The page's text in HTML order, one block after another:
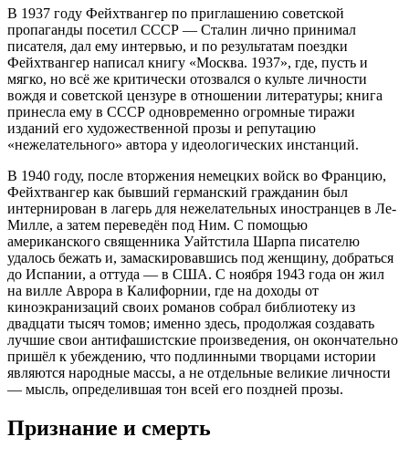
В 1937 году Фейхтвангер по приглашению советской
пропаганды посетил СССР — Сталин лично принимал
писателя, дал ему интервью, и по результатам поездки
Фейхтвангер написал книгу «Москва. 1937», где, пусть и
мягко, но всё же критически отозвался о культе личности
вождя и советской цензуре в отношении литературы; книга
принесла ему в СССР одновременно огромные тиражи
изданий его художественной прозы и репутацию
«нежелательного» автора у идеологических инстанций.
В 1940 году, после вторжения немецких войск во Францию,
Фейхтвангер как бывший германский гражданин был
интернирован в лагерь для нежелательных иностранцев в Ле-
Милле, а затем переведён под Ним. С помощью
американского священника Уайтстила Шарпа писателю
удалось бежать и, замаскировавшись под женщину, добраться
до Испании, а оттуда — в США. С ноября 1943 года он жил
на вилле Аврора в Калифорнии, где на доходы от
киноэкранизаций своих романов собрал библиотеку из
двадцати тысяч томов; именно здесь, продолжая создавать
лучшие свои антифашистские произведения, он окончательно
пришёл к убеждению, что подлинными творцами истории
являются народные массы, а не отдельные великие личности
— мысль, определившая тон всей его поздней прозы.
Признание и смерть